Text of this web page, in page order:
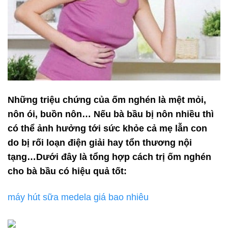
Những triệu chứng của ốm nghén là mệt mỏi,
nôn ói, buồn nôn… Nếu bà bầu bị nôn nhiều thì
có thể ảnh hưởng tới sức khỏe cả mẹ lẫn con
do bị rối loạn điện giải hay tổn thương nội
tạng…Dưới đây là tổng hợp cách trị ốm nghén
cho bà bầu có hiệu quả tốt:
máy hút sữa medela giá bao nhiêu